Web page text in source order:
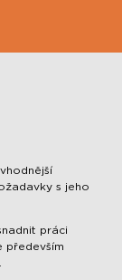
s jeho
práci
především